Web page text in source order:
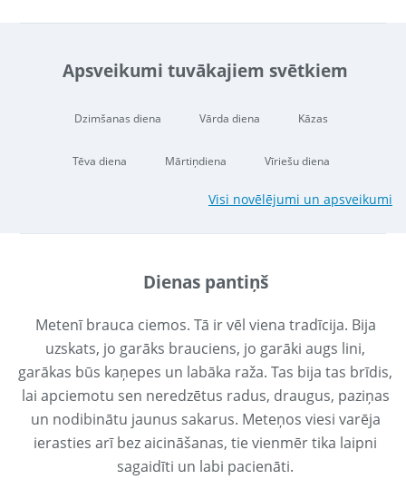
Apsveikumi tuvākajiem svētkiem
Dzimšanas diena Vārda diena Kāzas
Tēva diena Mārtiņdiena Vīriešu diena
Visi novēlējumi un apsveikumi
Dienas pantiņš
Metenī brauca ciemos. Tā ir vēl viena tradīcija. Bija
uzskats, jo garāks brauciens, jo garāki augs lini,
garākas būs kaņepes un labāka raža. Tas bija tas brīdis,
lai apciemotu sen neredzētus radus, draugus, paziņas
un nodibinātu jaunus sakarus. Meteņos viesi varēja
ierasties arī bez aicināšanas, tie vienmēr tika laipni
sagaidīti un labi pacienāti.